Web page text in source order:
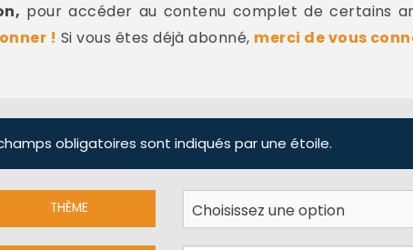
pour accéder au contenu complet de certains
! Si vous êtes déjà abonné, merci de vous
obligatoires sont indiqués par une étoile.
THÈME